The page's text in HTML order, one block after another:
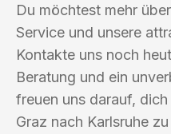
Du möchtest mehr
Service und unsere
Kontakte uns noch
Beratung und ein
freuen uns darauf,
Graz nach Karlsruhe